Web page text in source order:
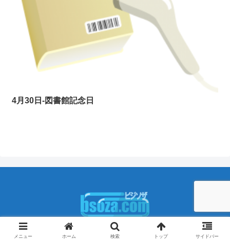
4月30日-図書館記念日
Copyright © 2009-2026 ビジソザ All Rights Reserved.
メニュー ホーム 検索 トップ サイドバー